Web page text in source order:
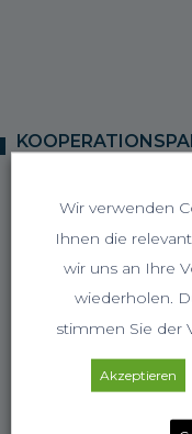
Wir verwenden
Ihnen die
wir uns an Ihre
wiederholen.
stimmen Sie der
Akzeptieren